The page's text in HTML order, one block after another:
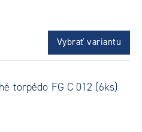
Vybrať variantu
torpédo FG C 012 (6ks)